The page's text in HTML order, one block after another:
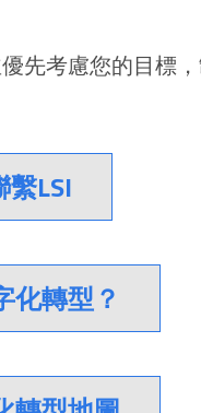
先考慮您的目標
LSI
化轉型？